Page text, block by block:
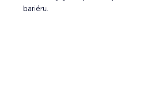
bariéru.